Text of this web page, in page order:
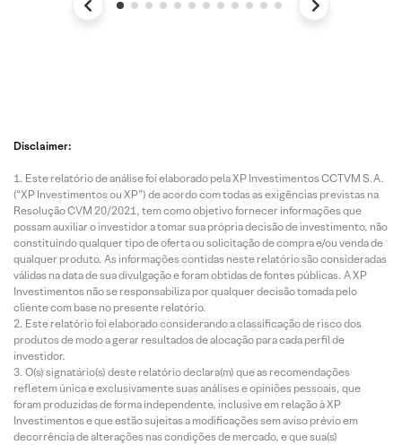
Disclaimer:
Este relatório de análise foi elaborado pela XP Investimentos CCTVM S.A.
(“XP Investimentos ou XP”) de acordo com todas as exigências previstas na
Resolução CVM 20/2021, tem como objetivo fornecer informações que
possam auxiliar o investidor a tomar sua própria decisão de investimento, não
constituindo qualquer tipo de oferta ou solicitação de compra e/ou venda de
qualquer produto. As informações contidas neste relatório são consideradas
válidas na data de sua divulgação e foram obtidas de fontes públicas. A XP
Investimentos não se responsabiliza por qualquer decisão tomada pelo
cliente com base no presente relatório.
Este relatório foi elaborado considerando a classificação de risco dos
produtos de modo a gerar resultados de alocação para cada perfil de
investidor.
O(s) signatário(s) deste relatório declara(m) que as recomendações
refletem única e exclusivamente suas análises e opiniões pessoais, que
foram produzidas de forma independente, inclusive em relação à XP
Investimentos e que estão sujeitas a modificações sem aviso prévio em
decorrência de alterações nas condições de mercado, e que sua(s)